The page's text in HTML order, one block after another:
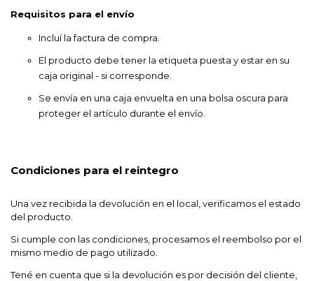
Requisitos para el envío
Incluí la factura de compra.
El producto debe tener la etiqueta puesta y estar en su
caja original - si corresponde.
Se envía en una caja envuelta en una bolsa oscura para
proteger el artículo durante el envío.
Condiciones para el reintegro
Una vez recibida la devolución en el local, verificamos el estado
del producto.
Si cumple con las condiciones, procesamos el reembolso por el
mismo medio de pago utilizado.
Tené en cuenta que si la devolución es por decisión del cliente,